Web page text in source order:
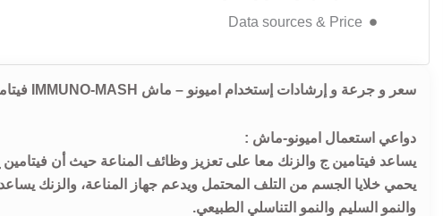
Data sources & Price
سعر و جرعة و إرشادات إستخدام اميونو – ماش IMMUNO-MASH فيتامين سي و زنك يساعد في دعم وظيفة الجهاز المناعي.
دواعي استعمال اميونو-ماش :
يساعد فيتامين ج والزنك معا على تعزيز وظائف المناعة حيث أن
يحمي خلايا الجسم من التلف المحتمل ويدعم جهاز المناعة، والزنك
والنمو السليم والنمو التناسلي الطبيعي.